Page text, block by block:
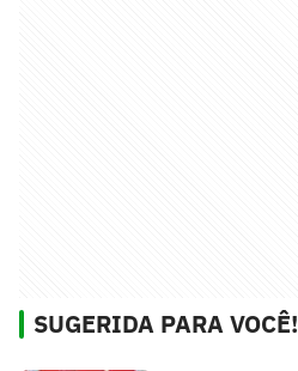
SUGERIDA PARA VOCÊ!